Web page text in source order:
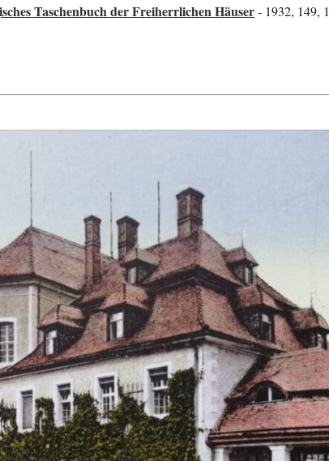
Taschenbuch der Freiherrlichen Häuser- 1932, 149,